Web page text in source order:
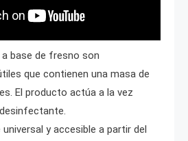
base de fresno son
que contienen una masa de
El producto actúa a la vez
y accesible a partir del